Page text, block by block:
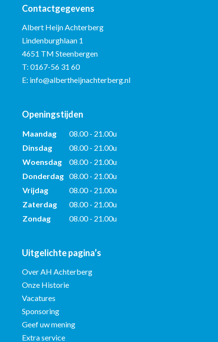
Contactgegevens
Albert Heijn Achterberg
Lindenburghlaan 1
4651 TM Steenbergen
T: 0167-56 31 60
E: info@albertheijnachterberg.nl
Openingstijden
Maandag
08.00 - 21.00u
Dinsdag
08.00 - 21.00u
Woensdag
08.00 - 21.00u
Donderdag 08.00 - 21.00u
Vrijdag
08.00 - 21.00u
Zaterdag
08.00 - 21.00u
Zondag
08.00 - 21.00u
Uitgelichte pagina’s
Over AH Achterberg
Onze Historie
Vacatures
Sponsoring
Geef uw mening
Extra service